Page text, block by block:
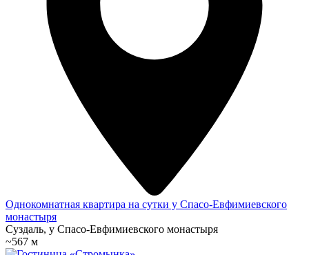
Однокомнатная квартира на сутки у Спаcо-Евфимиевcкого
монаcтыря
Суздаль, у Спаcо-Евфимиевcкого монаcтыря
~567 м